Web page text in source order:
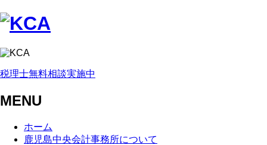
税理士無料相談実施中
MENU
ホーム
鹿児島中央会計事務所について